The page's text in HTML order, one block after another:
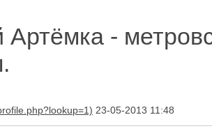
Артёмка -
23-05-2013 11:48